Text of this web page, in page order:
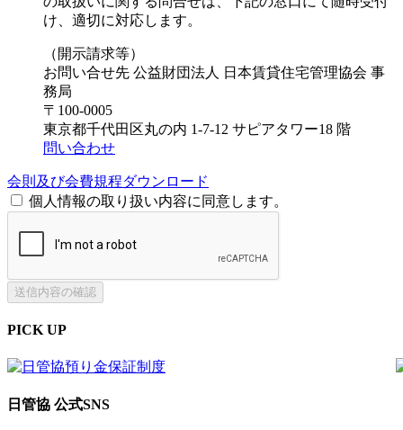
け、適切に対応します。
（開示請求等）
お問い合せ先 公益財団法人 日本賃貸住宅管理協会 事
務局
〒100-0005
東京都千代田区丸の内 1-7-12 サピアタワー18 階
問い合わせ
会則及び会費規程ダウンロード
個人情報の取り扱い内容に同意します。
PICK UP
日管協 公式SNS